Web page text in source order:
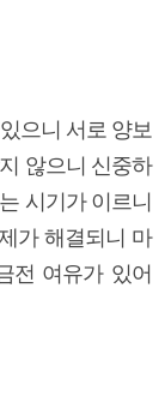
으니 서로 양보
않으니 신중하
시기가 이르니
가 해결되니 마
전 여유가 있어